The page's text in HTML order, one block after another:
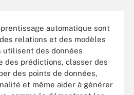
automatique sont
relations et des modèles
utilisent des données
des prédictions, classer des
des points de données,
et même aider à générer